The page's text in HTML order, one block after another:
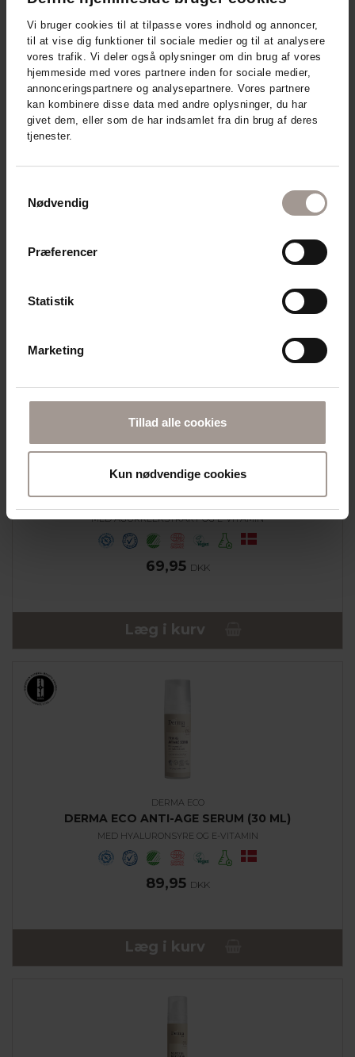
Vi bruger cookies til at tilpasse vores indhold og annoncer,
til at vise dig funktioner til sociale medier og til at analysere
vores trafik. Vi deler også oplysninger om din brug af vores
hjemmeside med vores partnere inden for sociale medier,
annonceringspartnere og analysepartnere. Vores partnere
kan kombinere disse data med andre oplysninger, du har
givet dem, eller som de har indsamlet fra din brug af deres
tjenester.
Nødvendig
Præferencer
Statistik
Marketing
Tillad alle cookies
Kun nødvendige cookies
Derma - relaterede produkter
DERMA ECO DAY CREAM (50 ML)
MED AGURKEEKSTRAKT OG E-VITAMIN
69,95 DKK
Læg i kurv
DERMA ECO
DERMA ECO ANTI-AGE SERUM (30 ML)
MED HYALURONSYRE OG E-VITAMIN
89,95 DKK
Læg i kurv